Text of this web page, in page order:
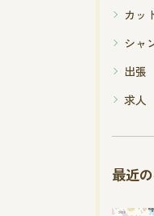
カッ
シャ
出張
求人
最近